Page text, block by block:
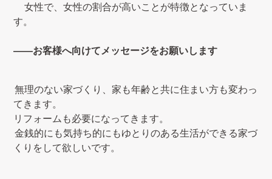
女性で、女性の割合が高いことが特徴となっていま
す。
――お客様へ向けてメッセージをお願いします
無理のない家づくり、家も年齢と共に住まい方も変わっ
てきます。
リフォームも必要になってきます。
金銭的にも気持ち的にもゆとりのある生活ができる家づ
くりをして欲しいです。